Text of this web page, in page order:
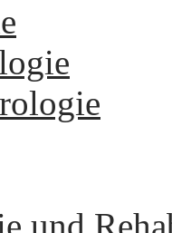
und